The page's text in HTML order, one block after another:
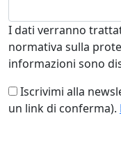
I dati verranno
normativa sulla
informazioni sono
Iscrivimi alla
un link di conferma).